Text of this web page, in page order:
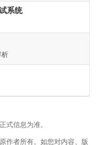
系统
析
式信息为准。
作者所有。如您对内容、版